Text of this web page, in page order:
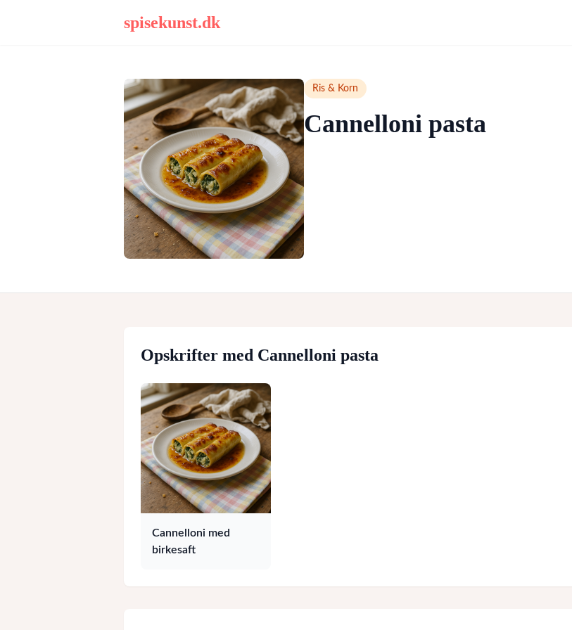
spisekunst.dk
Ris & Korn
Cannelloni pasta
Opskrifter med Cannelloni pasta
Cannelloni med
birkesaft